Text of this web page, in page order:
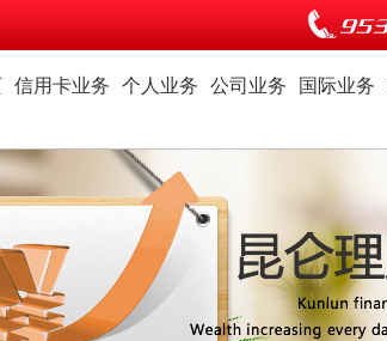
信用卡业务 个人业务 公司业务 国际业务